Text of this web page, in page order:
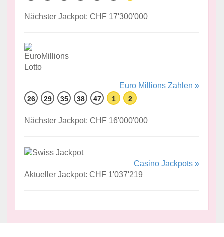
Nächster Jackpot: CHF 17'300'000
Euro Millions Zahlen »
26 29 35 38 47 1 2
Nächster Jackpot: CHF 16'000'000
Casino Jackpots »
Aktueller Jackpot: CHF 1'037'219